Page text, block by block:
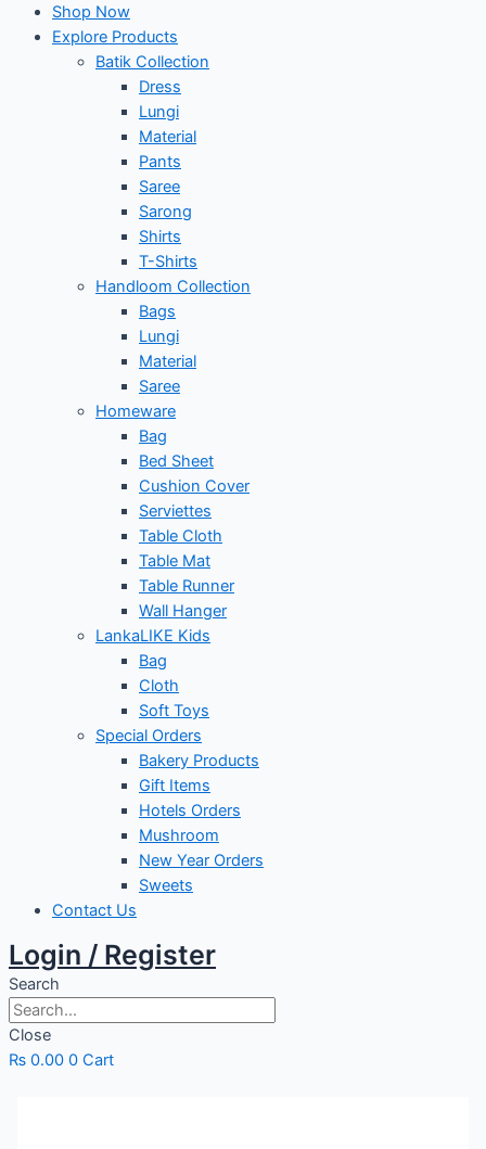
Shop Now
Explore Products
Batik Collection
Dress
Lungi
Material
Pants
Saree
Sarong
Shirts
T-Shirts
Handloom Collection
Bags
Lungi
Material
Saree
Homeware
Bag
Bed Sheet
Cushion Cover
Serviettes
Table Cloth
Table Mat
Table Runner
Wall Hanger
LankaLIKE Kids
Bag
Cloth
Soft Toys
Special Orders
Bakery Products
Gift Items
Hotels Orders
Mushroom
New Year Orders
Sweets
Contact Us
Login / Register
Search
Close
₨ 0.00 0 Cart